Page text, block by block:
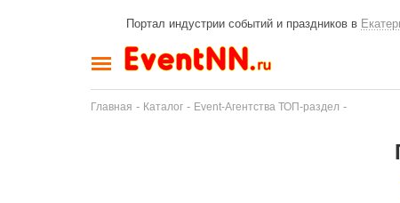
Портал индустрии событий и праздников в
Главная - Каталог - Event-Агентства ТОП-раздел -